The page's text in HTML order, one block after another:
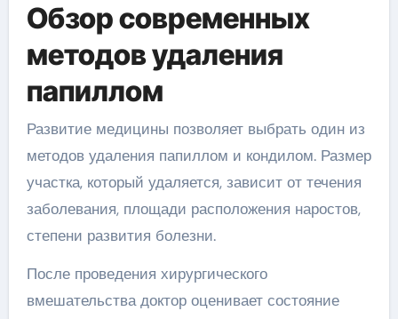
Обзор современных
методов удаления
папиллом
Развитие медицины позволяет выбрать один из
методов удаления папиллом и кондилом. Размер
участка, который удаляется, зависит от течения
заболевания, площади расположения наростов,
степени развития болезни.
После проведения хирургического
вмешательства доктор оценивает состояние